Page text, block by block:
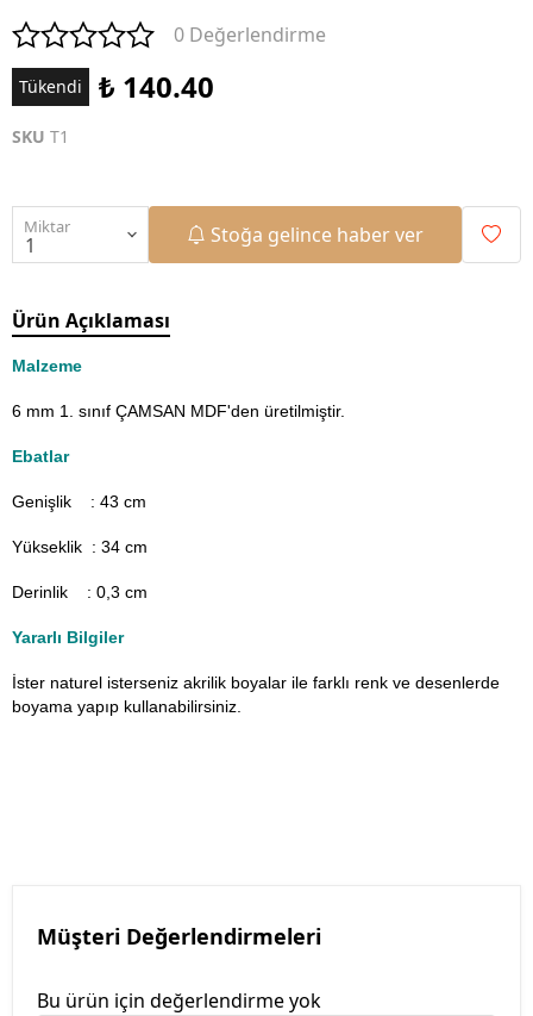
0 Değerlendirme
Tükendi ₺ 140.40
SKU T1
Miktar Stoğa gelince haber ver
Ürün Açıklaması
Malzeme
6 mm 1. sınıf ÇAMSAN MDF'den üretilmiştir.
Ebatlar
Genişlik : 43 cm
Yükseklik : 34 cm
Derinlik : 0,3 cm
Yararlı Bilgiler
İster naturel isterseniz akrilik boyalar ile farklı renk ve desenlerde
boyama yapıp kullanabilirsiniz.
Müşteri Değerlendirmeleri
Bu ürün için değerlendirme yok